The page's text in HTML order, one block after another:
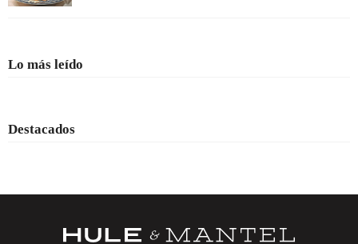
Lo más leído
Destacados